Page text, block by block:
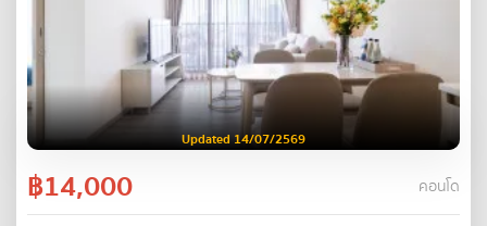
Updated 14/07/2569
฿14,000 คอนโด